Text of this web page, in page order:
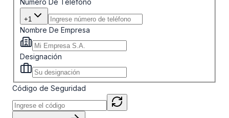
+1
Nombre De Empresa
Designación
Código de Seguridad